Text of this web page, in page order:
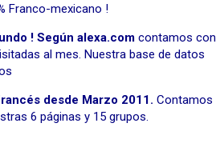
Franco-mexicano !
!Según alexa.com contamos con
al mes. Nuestra base de datos
desde Marzo 2011. Contamos
6 páginas y 15 grupos.